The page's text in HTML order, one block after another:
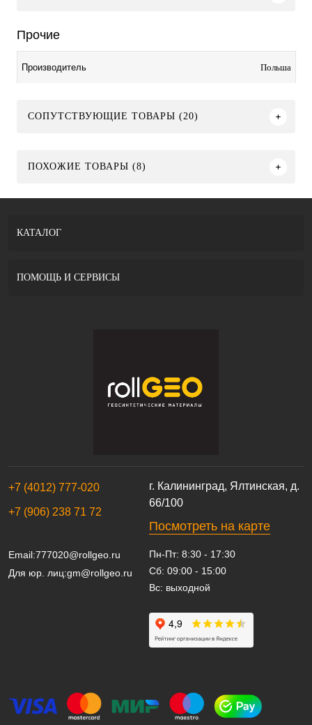
Прочие
Производитель Польша
СОПУТСТВУЮЩИЕ ТОВАРЫ (20)
ПОХОЖИЕ ТОВАРЫ (8)
г. Калининград, Ялтинская, д.
66/100
Посмотреть на карте
+7 (4012) 777-020
+7 (906) 238 71 72
Email:777020@rollgeo.ru
Для юр. лиц:gm@rollgeo.ru
Пн-Пт: 8:30 - 17:30
Сб: 09:00 - 15:00
Вс: выходной
КАТАЛОГ
ПОМОЩЬ И СЕРВИСЫ